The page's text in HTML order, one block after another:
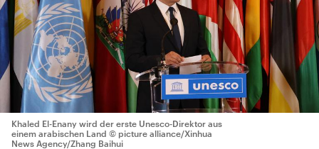
Khaled El-Enany wird der erste Unesco-Direktor aus
einem arabischen Land © picture alliance/Xinhua
News Agency/Zhang Baihui